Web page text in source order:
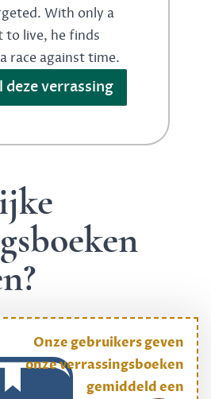
With only a
to live, he finds
race against time.
deze verrassing
Onze gebruikers geven
onze verrassingsboeken
gemiddeld een